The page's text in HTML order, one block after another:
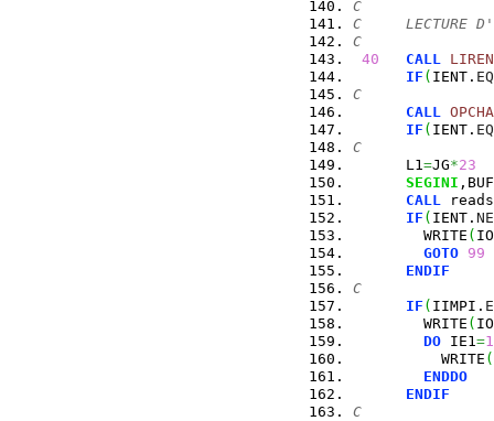
C
C     LECTURE
C
40
CALL
IF ( IENT. EQ
C
CALL
IF ( IENT. EQ
C
      L1
=JG*23
SEGINI
CALL
IF ( IENT. NE
        WRITE
(
GOTO 99
ENDIF
C
IF ( IIMPI.
        WRITE
(
DO IE1 =1
          WRITE
(
ENDDO
ENDIF
C